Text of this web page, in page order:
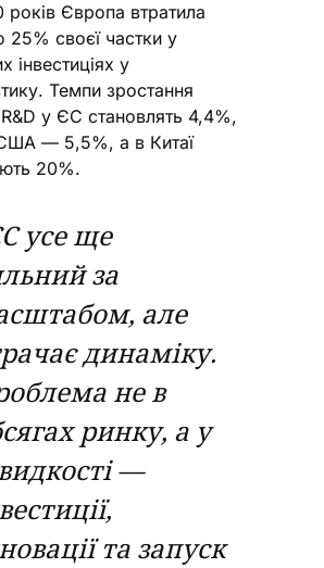
років Європа втратила
25% своєї частки у
інвестиціях у
Темпи зростання
у ЄС становлять 4,4%,
— 5,5%, а в Китаї
20%.
усе ще
за
але
динаміку.
не в
ринку, а у
—
та запуск